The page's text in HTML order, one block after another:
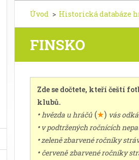
Úvod > Historická databáze
FINSKO
Zde se dočtete, kteří čeští
klubů.
•hvězda u hráčů (★) vás
•v podtržených ročnících
•zeleně zbarvené ročníky
• červeně zbarvené ročníky